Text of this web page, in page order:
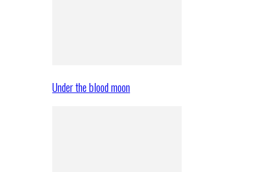
Under the blood moon